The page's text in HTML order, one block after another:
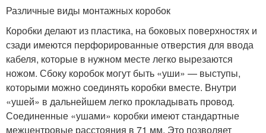
Различные виды монтажных коробок
Коробки делают из пластика, на боковых поверхностях и
сзади имеются перфорированные отверстия для ввода
кабеля, которые в нужном месте легко вырезаются
ножом. Сбоку коробок могут быть «уши» — выступы,
которыми можно соединять коробки вместе. Внутри
«ушей» в дальнейшем легко прокладывать провод.
Соединенные «ушами» коробки имеют стандартные
межцентровые расстояния в 71 мм. Это позволяет